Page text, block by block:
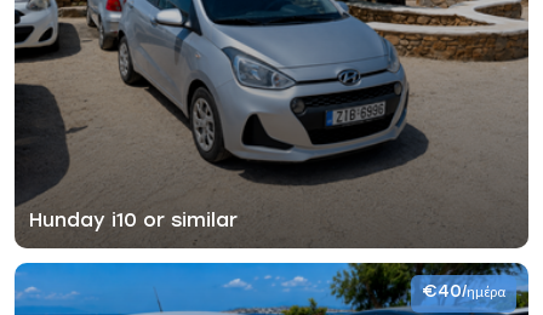
Hunday i10 or similar
€40/ημέρα